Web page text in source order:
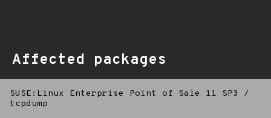
Affected packages
SUSE:Linux Enterprise Point of Sale 11 SP3
/
tcpdump